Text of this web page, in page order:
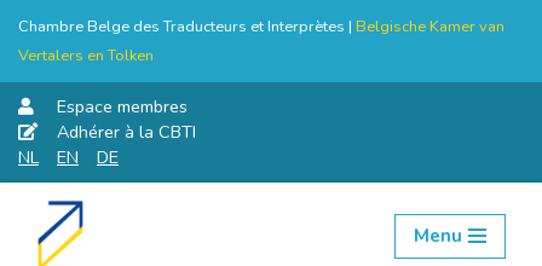
Chambre Belge des Traducteurs et Interprètes | Belgische Kamer van
Vertalers en Tolken
Espace membres
Adhérer à la CBTI
NL
EN DE
Aller
Menu